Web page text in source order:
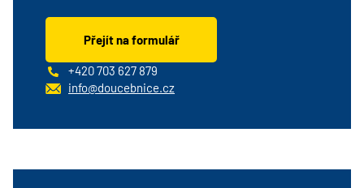
Přejít na formulář
+420 703 627 879
info@doucebnice.cz